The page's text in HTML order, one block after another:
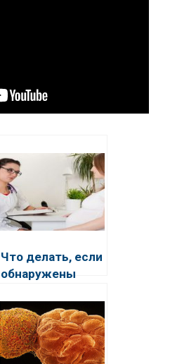
Что делать, если
обнаружены
беременности?